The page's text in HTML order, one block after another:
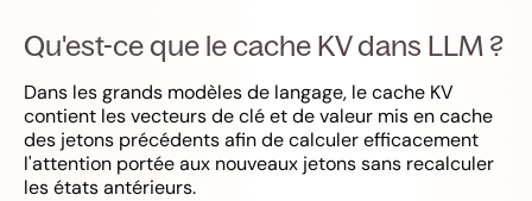
Qu'est-ce que le cache KV dans LLM ?
Dans les grands modèles de langage, le cache KV
contient les vecteurs de clé et de valeur mis en cache
des jetons précédents afin de calculer efficacement
l'attention portée aux nouveaux jetons sans recalculer
les états antérieurs.